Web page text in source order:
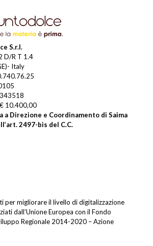
S.r.l.
D/R T 1.4
Italy
10.400,00
a Direzione e Coordinamento di Saima
2497-bis del C.C.
per migliorare il livello di digitalizzazione
dall’Unione Europea con il Fondo
Regionale 2014-2020 – Azione